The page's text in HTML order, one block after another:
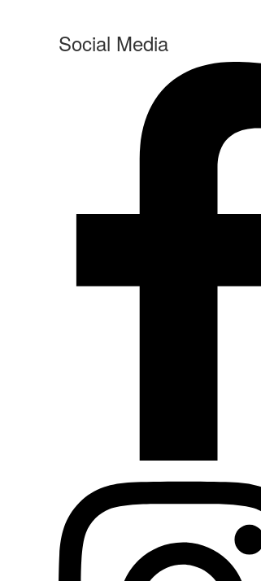
Social Media